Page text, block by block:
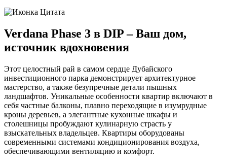
Verdana Phase 3 в DIP – Ваш дом,
источник вдохновения
Этот целостный рай в самом сердце Дубайского
инвестиционного парка демонстрирует архитектурное
мастерство, а также безупречные детали пышных
ландшафтов. Уникальные особенности квартир включают в
себя частные балконы, плавно переходящие в изумрудные
кроны деревьев, а элегантные кухонные шкафы и
столешницы пробуждают кулинарную страсть у
взыскательных владельцев. Квартиры оборудованы
современными системами кондиционирования воздуха,
обеспечивающими вентиляцию и комфорт.